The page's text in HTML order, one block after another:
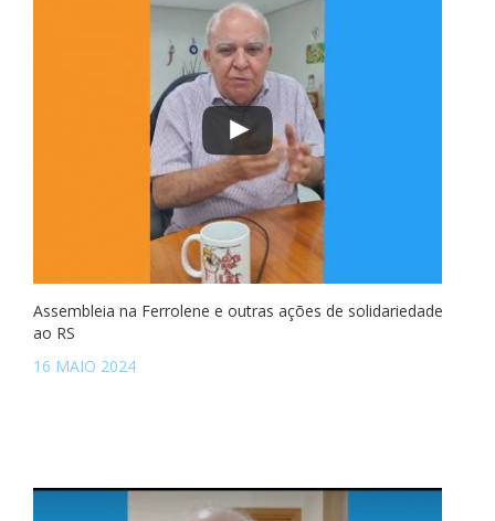
Assembleia na Ferrolene e outras ações de solidariedade
ao RS
16 MAIO 2024